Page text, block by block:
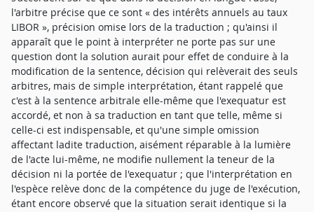
l'arbitre précise que ce sont « des intérêts annuels au taux
LIBOR », précision omise lors de la traduction ; qu'ainsi il
apparaît que le point à interpréter ne porte pas sur une
question dont la solution aurait pour effet de conduire à la
modification de la sentence, décision qui relèverait des seuls
arbitres, mais de simple interprétation, étant rappelé que
c'est à la sentence arbitrale elle-même que l'exequatur est
accordé, et non à sa traduction en tant que telle, même si
celle-ci est indispensable, et qu'une simple omission
affectant ladite traduction, aisément réparable à la lumière
de l'acte lui-même, ne modifie nullement la teneur de la
décision ni la portée de l'exequatur ; que l'interprétation en
l'espèce relève donc de la compétence du juge de l'exécution,
étant encore observé que la situation serait identique si la